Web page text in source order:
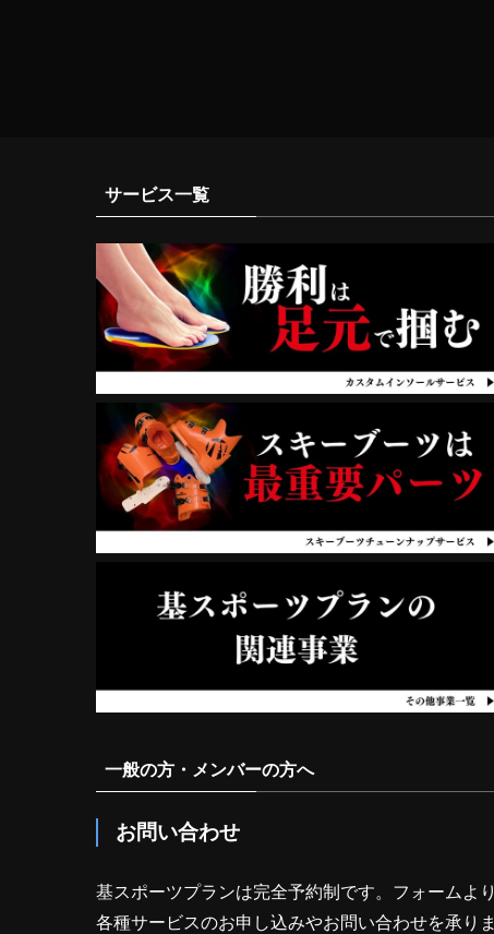
サービス一覧
一般の方・メンバーの方へ
お問い合わせ
基スポーツプランは完全予約制です。フォームより
各種サービスのお申し込みやお問い合わせを承りま